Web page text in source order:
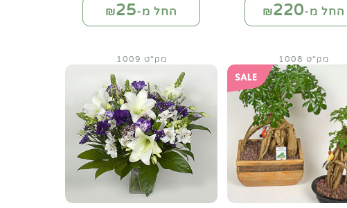
החל מ-₪220 החל מ-₪25
מק"ט 1008 מק"ט 1009